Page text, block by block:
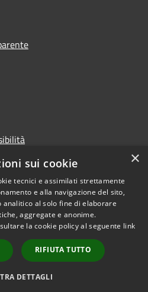
Copyright © 2026 • Comune di
Vigonza • Powered by
Municipium•
Accesso
redazione
×
sui cookie
tecnici e assimilati strettamente
e alla navigazione del sito,
analitico al solo fine di elaborare
aggregate e anonime.
la cookie policy al seguente link
RIFIUTA TUTTO
DETTAGLI